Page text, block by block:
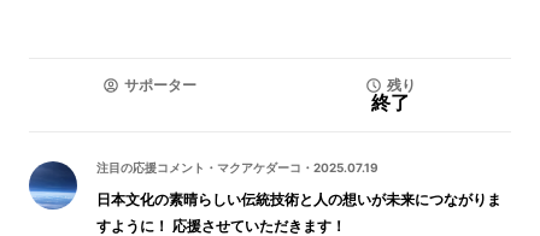
サポーター 残り
終了
注目の応援コメント ・ マクアケダーコ ・ 2025.07.19
日本文化の素晴らしい伝統技術と人の想いが未来につながりま
すように！ 応援させていただきます！